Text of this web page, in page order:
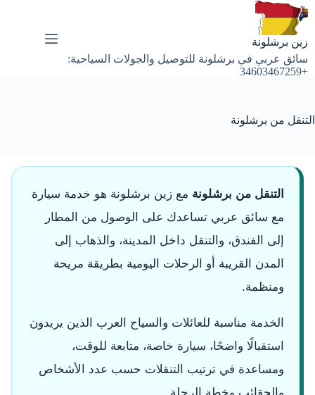
التجاوز
إلى
المحتوى
زين برشلونة
سائق عربي في برشلونة للتوصيل والجولات السياحية:
+34603467259
التنقل من برشلونة
التنقل من برشلونة مع زين برشلونة هو خدمة سيارة
مع سائق عربي تساعدك على الوصول من المطار
إلى الفندق، والتنقل داخل المدينة، والذهاب إلى
المدن القريبة أو الرحلات اليومية بطريقة مريحة
ومنظمة.
الخدمة مناسبة للعائلات والسياح العرب الذين يريدون
استقبالًا واضحًا، سيارة خاصة، متابعة للوقت،
ومساعدة في ترتيب التنقلات حسب عدد الأشخاص